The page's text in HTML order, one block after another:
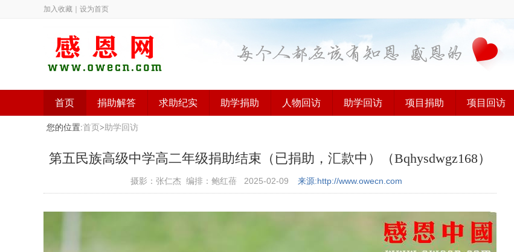
加入收藏 设为首页
首页 捐助解答 求助纪实 助学捐助 人物回访 助学回访 项目捐助 项目回访
您的位置:首页 >助学回访
第五民族高级中学高二年级捐助结束（已捐助，汇款中）（Bqhysdwgz168）
摄影：张仁杰 编排：鲍红蓓 2025-02-09 来源:http://www.owecn.com